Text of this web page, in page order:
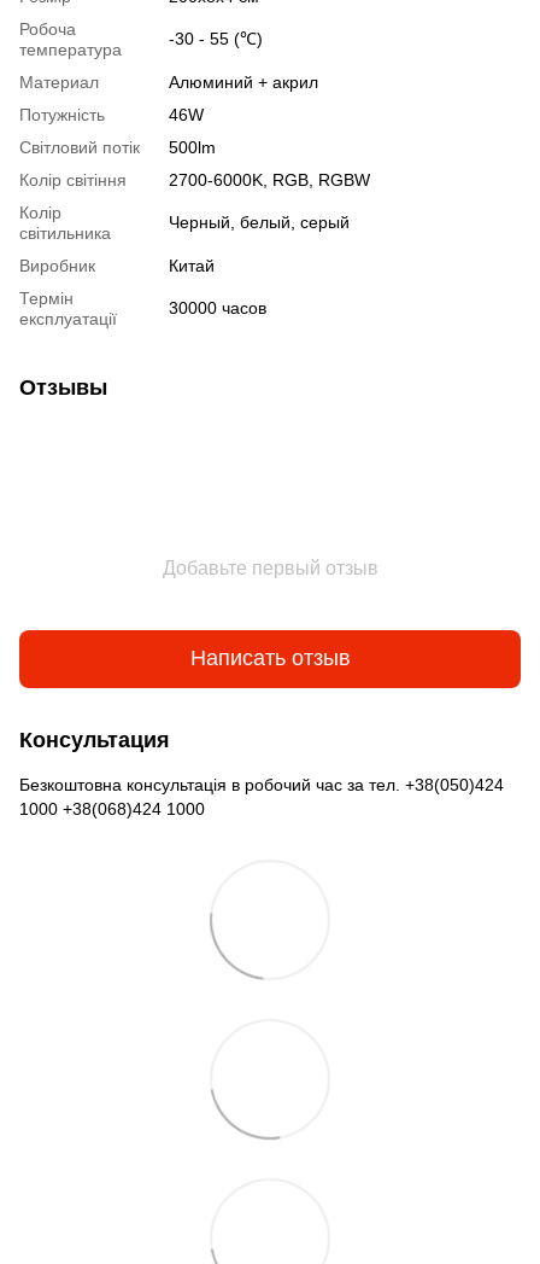
Робоча
температура
-30 - 55 (℃)
Материал
Алюминий + акрил
Потужність
46W
Світловий потік
500lm
Колір світіння
2700-6000K, RGB, RGBW
Колір
світильника
Черный, белый, серый
Виробник
Китай
Термін
експлуатації
30000 часов
Отзывы
Добавьте первый отзыв
Написать отзыв
Консультация
Безкоштовна консультація в робочий час за тел. +38(050)424
1000 +38(068)424 1000